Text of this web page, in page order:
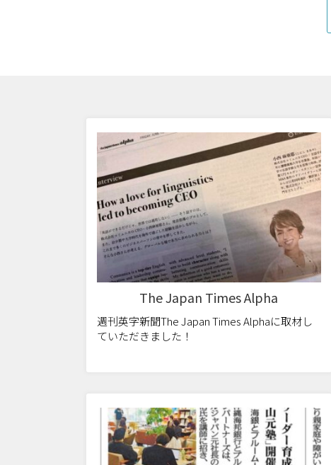
The Japan Times Alpha
週刊英字新聞The Japan Times Alphaに取材し
ていただきました！